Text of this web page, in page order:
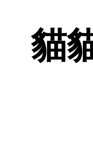
貓